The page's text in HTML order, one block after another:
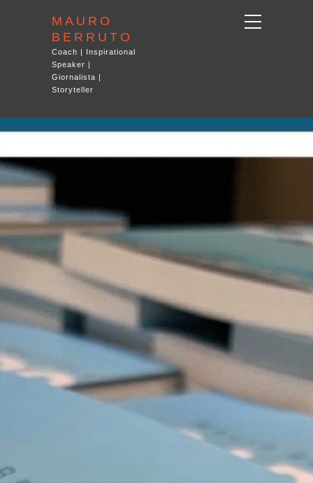
MAURO
BERRUTO
Coach | Inspirational
Speaker |
Giornalista |
Storyteller